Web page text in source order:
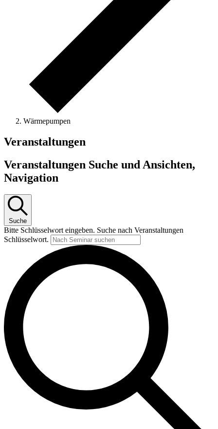
Wärmepumpen
Veranstaltungen
Veranstaltungen Suche und Ansichten,
Navigation
Suche
Bitte Schlüsselwort eingeben. Suche nach Veranstaltungen
Schlüsselwort.